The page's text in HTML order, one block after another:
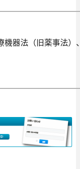
機器法（旧薬事法）